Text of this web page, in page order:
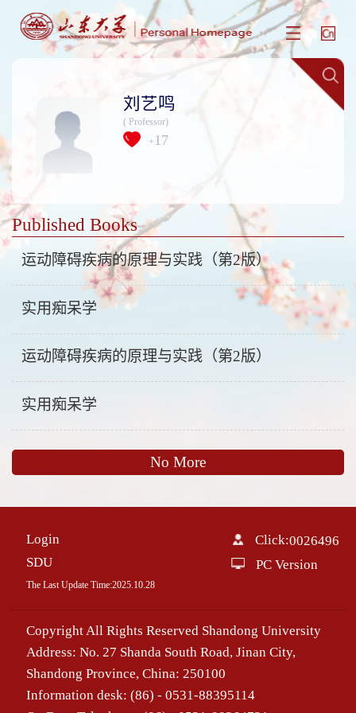
刘艺鸣
( Professor)
+ 17
Published Books
运动障碍疾病的原理与实践（第2版）
实用痴呆学
运动障碍疾病的原理与实践（第2版）
实用痴呆学
No More
Login
SDU
The Last Update Time:2025. 10. 28
Click:0026496
PC Version
Copyright All Rights Reserved Shandong University
Address: No. 27 Shanda South Road, Jinan City,
Shandong Province, China: 250100
Information desk: (86) - 0531-88395114